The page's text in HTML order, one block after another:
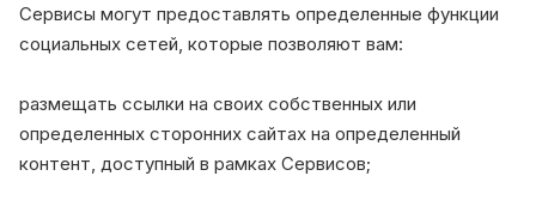
Сервисы могут предоставлять определенные функции
социальных сетей, которые позволяют вам:
размещать ссылки на своих собственных или
определенных сторонних сайтах на определенный
контент, доступный в рамках Сервисов;